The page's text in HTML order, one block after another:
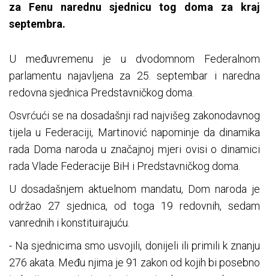
za Fenu narednu sjednicu tog doma za kraj
septembra.
U međuvremenu je u dvodomnom Federalnom
parlamentu najavljena za 25. septembar i naredna
redovna sjednica Predstavničkog doma.
Osvrćući se na dosadašnji rad najvišeg zakonodavnog
tijela u Federaciji, Martinović napominje da dinamika
rada Doma naroda u značajnoj mjeri ovisi o dinamici
rada Vlade Federacije BiH i Predstavničkog doma.
U dosadašnjem aktuelnom mandatu, Dom naroda je
održao 27 sjednica, od toga 19 redovnih, sedam
vanrednih i konstituirajuću.
- Na sjednicima smo usvojili, donijeli ili primili k znanju
276 akata. Među njima je 91 zakon od kojih bi posebno